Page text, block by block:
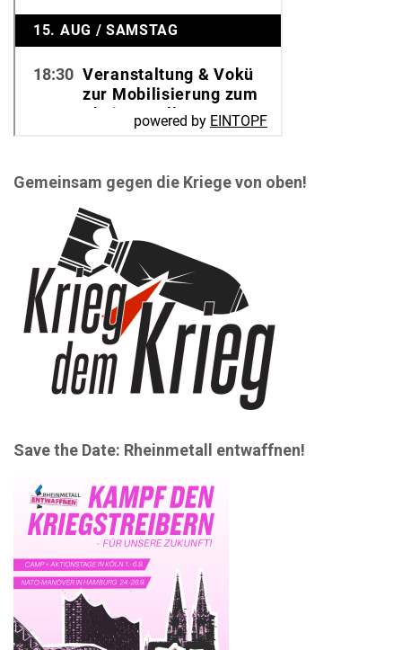
Gemeinsam gegen die Kriege von oben!
Save the Date: Rheinmetall entwaffnen!